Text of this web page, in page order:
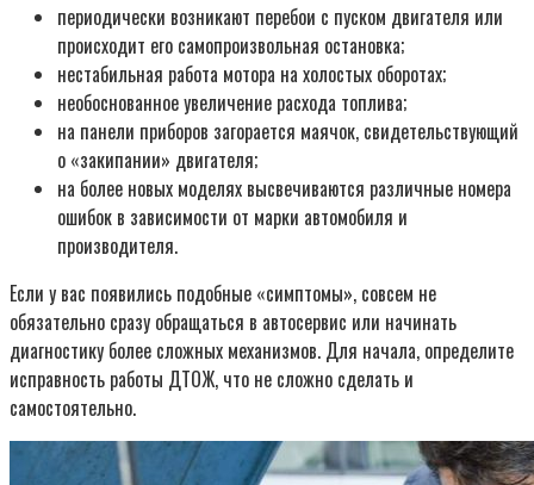
периодически возникают перебои с пуском двигателя или
происходит его самопроизвольная остановка;
нестабильная работа мотора на холостых оборотах;
необоснованное увеличение расхода топлива;
на панели приборов загорается маячок, свидетельствующий
о «закипании» двигателя;
на более новых моделях высвечиваются различные номера
ошибок в зависимости от марки автомобиля и
производителя.
Если у вас появились подобные «симптомы», совсем не
обязательно сразу обращаться в автосервис или начинать
диагностику более сложных механизмов. Для начала, определите
исправность работы ДТОЖ, что не сложно сделать и
самостоятельно.